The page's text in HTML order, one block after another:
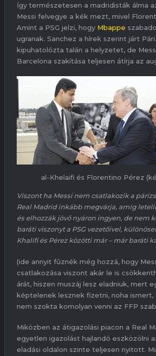
Így természetesen a madridisták álma
Messi felvegye a kék mezt, mivel
Amint a PSG jelzi, hogy Mbappe
ugranak. Sanchez a hírek szerint járt
kipuhatolózta talán a helyzetet, de
Barcelona szakítása teljesen átírja az
al-Khelaifi és Florentino Pérez
Viszont ha Messi nem csatlakozik a
Real Madrid inkább megvárja, amíg
és elhozzák jövő nyáron ingyen, de nem
baráti viszonyt a PSG vezetőivel,
Khalifi és Pérez közötti már – már baráti
(ide annyit fűznék még hozzá, hogy
csatlakozása viszont akár le is
árát, hiszen muszáj lesz eladniuk, mert
képtelenek lesznek fizetni, noha ismert,
nem szokta komolyan venni az FFP
Miközben az átigazolási piacon a Real
egyetlen igazolást hajlandó eszközölni
eladási oldalon szinte teljesen nyitott.